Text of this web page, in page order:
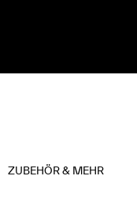
ZUBEHÖR & MEHR